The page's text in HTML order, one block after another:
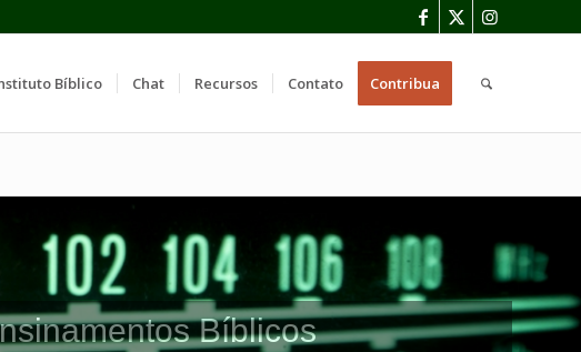
Bíblico Chat Recursos Contato Contribua
Bíblicos